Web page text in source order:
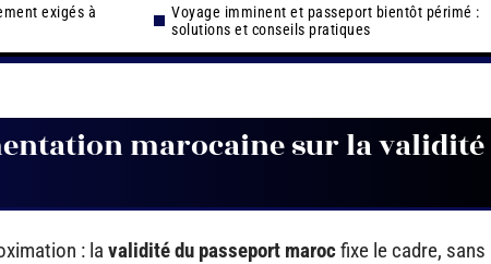
exigés à
Voyage imminent et passeport bientôt périmé :
solutions et conseils pratiques
marocaine sur la
: la validité du passeport marocfixe le cadre, sans